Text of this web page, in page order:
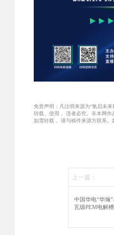
免责声明：凡注明来源为“氢启未
转载、使用， 违者必究。非本网
如需转载， 请与稿件来源方联系。
上一篇：
中国华电“华瀚
瓦级PEM电解